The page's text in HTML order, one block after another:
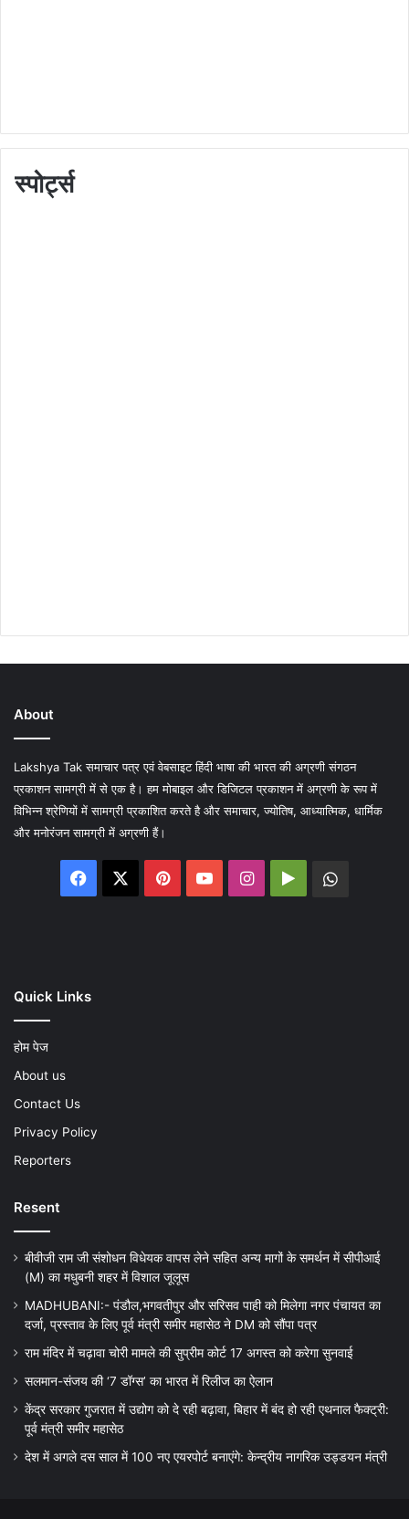
स्पोर्ट्स
About
Lakshya Tak समाचार पत्र एवं वेबसाइट हिंदी भाषा की भारत की अग्रणी संगठन
प्रकाशन सामग्री में से एक है। हम मोबाइल और डिजिटल प्रकाशन में अग्रणी के रूप में
विभिन्न श्रेणियों में सामग्री प्रकाशित करते है और समाचार, ज्योतिष, आध्यात्मिक, धार्मिक
और मनोरंजन सामग्री में अग्रणी हैं।
Facebook PinterestYouTubeInstagram
Google
Quick Links
होम पेज
About us
Contact Us
Privacy Policy
Reporters
Resent
बीवीजी राम जी संशोधन विधेयक वापस लेने सहित अन्य मागों के समर्थन में सीपीआई
(M) का मधुबनी शहर में विशाल जूलूस
MADHUBANI:- पंडौल,भगवतीपुर और सरिसव पाही को मिलेगा नगर पंचायत का
दर्जा, प्रस्ताव के लिए पूर्व मंत्री समीर महासेठ ने DM को सौंपा पत्र
राम मंदिर में चढ़ावा चोरी मामले की सुप्रीम कोर्ट 17 अगस्त को करेगा सुनवाई
सलमान-संजय की ‘7 डॉग्स’ का भारत में रिलीज का ऐलान
केंद्र सरकार गुजरात में उद्योग को दे रही बढ़ावा, बिहार में बंद हो रही एथनाल फैक्ट्री:
पूर्व मंत्री समीर महासेठ
देश में अगले दस साल में 100 नए एयरपोर्ट बनाएंगे: केन्द्रीय नागरिक उड्डयन मंत्री